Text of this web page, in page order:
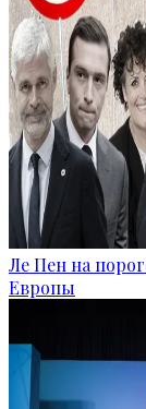
Ле Пен на
Европы